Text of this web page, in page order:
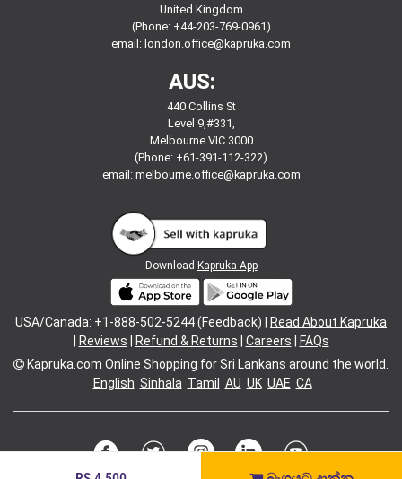
United Kingdom
(Phone: +44-203-769-0961)
email: london.office@kapruka.com
AUS:
440 Collins St
Level 9,#331,
Melbourne VIC 3000
(Phone: +61-391-112-322)
email: melbourne.office@kapruka.com
Download Kapruka App
USA/Canada: +1-888-502-5244 (Feedback) |
Read About Kapruka
Reviews Refund & Returns Careers
FAQs
Kapruka.com Online Shopping forSri Lankans around the world.
English Sinhala Tamil AU UK UAE CA